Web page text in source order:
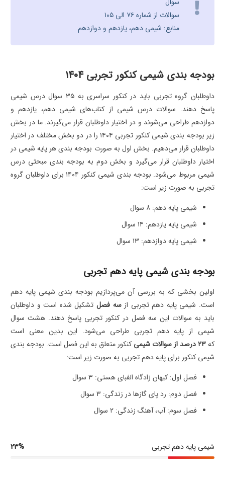
سوالات از شماره ۷۶ الی ۱۰۵
منابع: شیمی دهم، یازدهم و دوازدهم
بودجه بندی شیمی کنکور تجربی 1404
داوطلبان گروه تجربی باید در کنکور سراسری به ۳۵ سوال درس شیمی
پاسخ دهند. سوالات درس شیمی از کتاب‌های شیمی دهم، یازدهم و
دوازدهم طراحی می‌شوند و در اختیار داوطلبان قرار می‌گیرند. ما در بخش
زیر بودجه بندی شیمی کنکور تجربی ۱۴۰۴ را در دو بخش مختلف در اختیار
داوطلبان قرار می‌دهیم. بخش اول به صورت بودجه بندی هر پایه شیمی در
اختیار داوطلبان قرار می‌گیرد و بخش دوم به بودجه بندی مبحثی درس
شیمی مربوط می‌شود. بودجه بندی شیمی کنکور ۱۴۰۴ برای داوطلبان گروه
تجربی به صورت زیر است:
شیمی پایه دهم: ۸ سوال
شیمی پایه یازدهم: ۱۴ سوال
شیمی پایه دوازدهم: ۱۳ سوال
بودجه بندی شیمی پایه دهم تجربی
اولین بخشی که به بررسی آن می‌پردازیم بودجه بندی شیمی پایه دهم
است. شیمی پایه دهم تجربی ازسه فصل تشکیل شده است و داوطلبان
باید به سوالات این سه فصل در کنکور تجربی پاسخ دهند. هشت سوال
شیمی از پایه دهم تجربی طراحی می‌شود. این بدین معنی است
که۲۳درصد از سوالات شیمی کنکور متعلق به این فصل است. بودجه بندی
شیمی کنکور برای پایه دهم تجربی به صورت زیر است:
فصل اول: کیهان زادگاه الفبای هستی: ۳ سوال
فصل دوم: رد پای گازها در زندگی: ۳ سوال
فصل سوم: آب، آهنگ زندگی: ۲ سوال
شیمی پایه دهم تجربی 23%